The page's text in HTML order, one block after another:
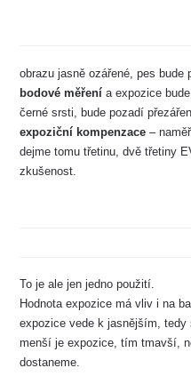
obrazu jasně ozářené, pes
bodové měření a expozice
černé srsti, bude pozadí
expoziční kompenzace –
dejme tomu třetinu, dvě třetiny
zkušenost.
To je ale jen jedno použití.
Hodnota expozice má vliv i na
expozice vede k jasnějším,
menší je expozice, tím tmavší,
dostaneme.